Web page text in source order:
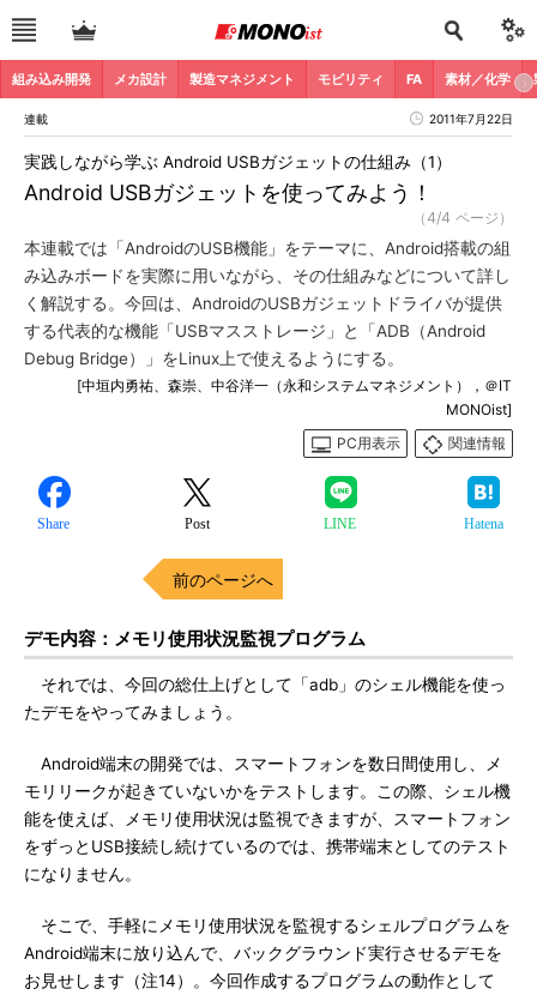
組み込み開発 メカ設計 製造マネジメント モビリティ FA 素材／化学
連載 2011年7月22日
Android USBガジェットを使ってみよう！
実践しながら学ぶ Android USBガジェットの仕組み（1）
（4/4 ページ）
本連載では「AndroidのUSB機能」をテーマに、Android搭載の組
み込みボードを実際に用いながら、その仕組みなどについて詳し
く解説する。今回は、AndroidのUSBガジェットドライバが提供
する代表的な機能「USBマスストレージ」と「ADB（Android
Debug Bridge）」をLinux上で使えるようにする。
[中垣内勇祐、森崇、中谷洋一（永和システムマネジメント），＠IT
MONOist]
PC用表示
関連情報
Share Post LINE Hatena
前のページへ
デモ内容：メモリ使用状況監視プログラム
それでは、今回の総仕上げとして「adb」のシェル機能を使っ
たデモをやってみましょう。
Android端末の開発では、スマートフォンを数日間使用し、メ
モリリークが起きていないかをテストします。この際、シェル機
能を使えば、メモリ使用状況は監視できますが、スマートフォン
をずっとUSB接続し続けているのでは、携帯端末としてのテスト
になりません。
そこで、手軽にメモリ使用状況を監視するシェルプログラムを
Android端末に放り込んで、バックグラウンド実行させるデモを
お見せします（注14）。今回作成するプログラムの動作として